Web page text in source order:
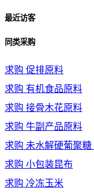
最近访客
同类采购
求购 促排原料
求购 有机食品原料
求购 接骨木花原料
求购 牛副产品原料
求购 未水解硬葡聚糖
求购 小包装昆布
求购 冷冻玉米